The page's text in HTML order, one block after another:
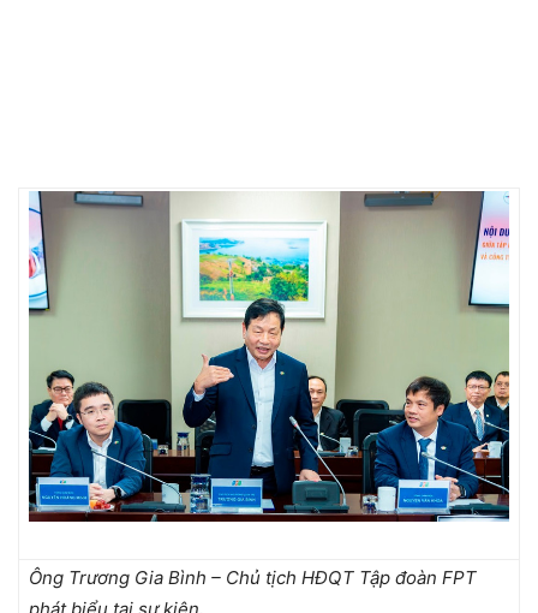
Ông Trương Gia Bình – Chủ tịch HĐQT Tập đoàn FPT